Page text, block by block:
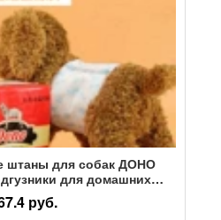
штаны для собак ДОНО
для домашних
подгузники для собак
суки Amazon оптом
руб.